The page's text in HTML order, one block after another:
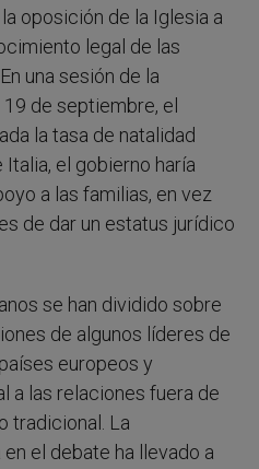
oposición de la Iglesia a
legal de las
una sesión de la
de septiembre, el
la tasa de natalidad
el gobierno haría
a las familias, en vez
de dar un estatus jurídico
se han dividido sobre
de algunos líderes de
europeos y
a las relaciones fuera de
tradicional. La
el debate ha llevado a